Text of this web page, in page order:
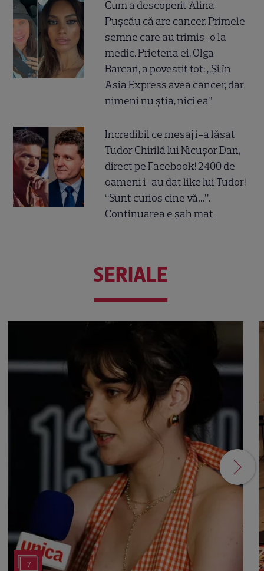
Cum a descoperit Alina
Pușcău că are cancer. Primele
semne care au trimis-o la
medic. Prietena ei, Olga
Barcari, a povestit tot: „Și în
Asia Express avea cancer, dar
nimeni nu știa, nici ea”
Incredibil ce mesaj i-a lăsat
Tudor Chirilă lui Nicușor Dan,
direct pe Facebook! 2400 de
oameni i-au dat like lui Tudor!
“Sunt curios cine vă…”.
Continuarea e șah mat
SERIALE
7